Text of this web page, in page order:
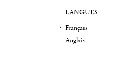
LANGUES
Français
Anglais